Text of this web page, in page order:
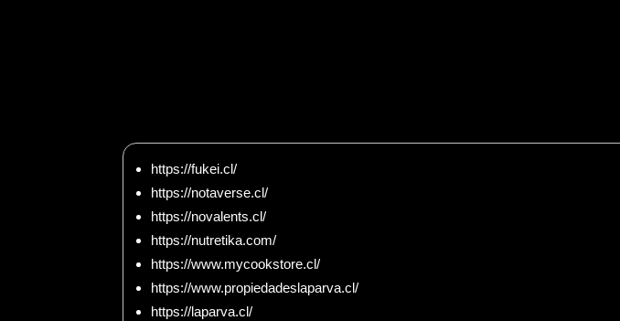
https://fukei.cl/
https://notaverse.cl/
https://novalents.cl/
https://nutretika.com/
https://www.mycookstore.cl/
https://www.propiedadeslaparva.cl/
https://laparva.cl/